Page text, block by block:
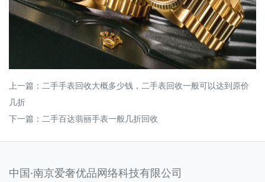
上一篇： 二手手表回收大概多少钱，二手表回收一般可以达到原价
几折
下一篇： 二手百达翡丽手表一般几折回收
中国·南京爱奢优品网络科技有限公司